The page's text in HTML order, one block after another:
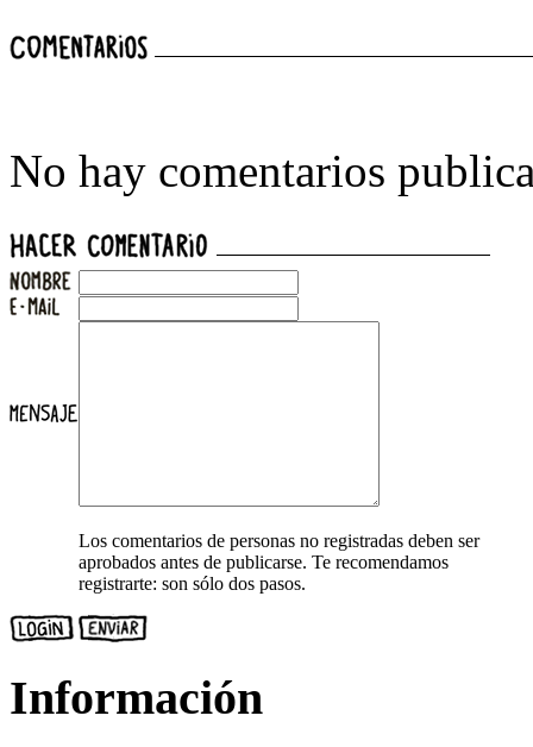
No hay comentarios
Los comentarios de personas no registradas deben ser
aprobados antes de publicarse. Te recomendamos
registrarte: son sólo dos pasos.
Información